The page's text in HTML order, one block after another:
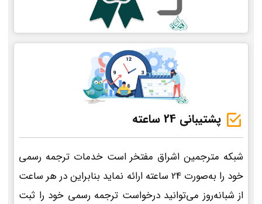
پشتیبانی 24 ساعته
شبکه مترجمین اشراق مفتخر است خدمات ترجمه رسمی
خود را به‌صورت 24 ساعته ارائه نماید بنابراین در هر ساعت
از شبانه‌روز می‌توانید درخواست ترجمه رسمی خود را ثبت